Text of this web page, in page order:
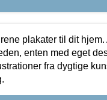
plakater til dit hjem.
enten med eget
fra dygtige